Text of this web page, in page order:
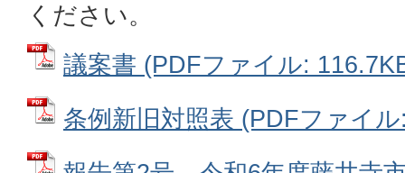
ください。
議案書 (PDFファイル:
条例新旧対照表 (PDFファイ